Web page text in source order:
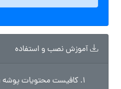
آموزش نصب و استفاده